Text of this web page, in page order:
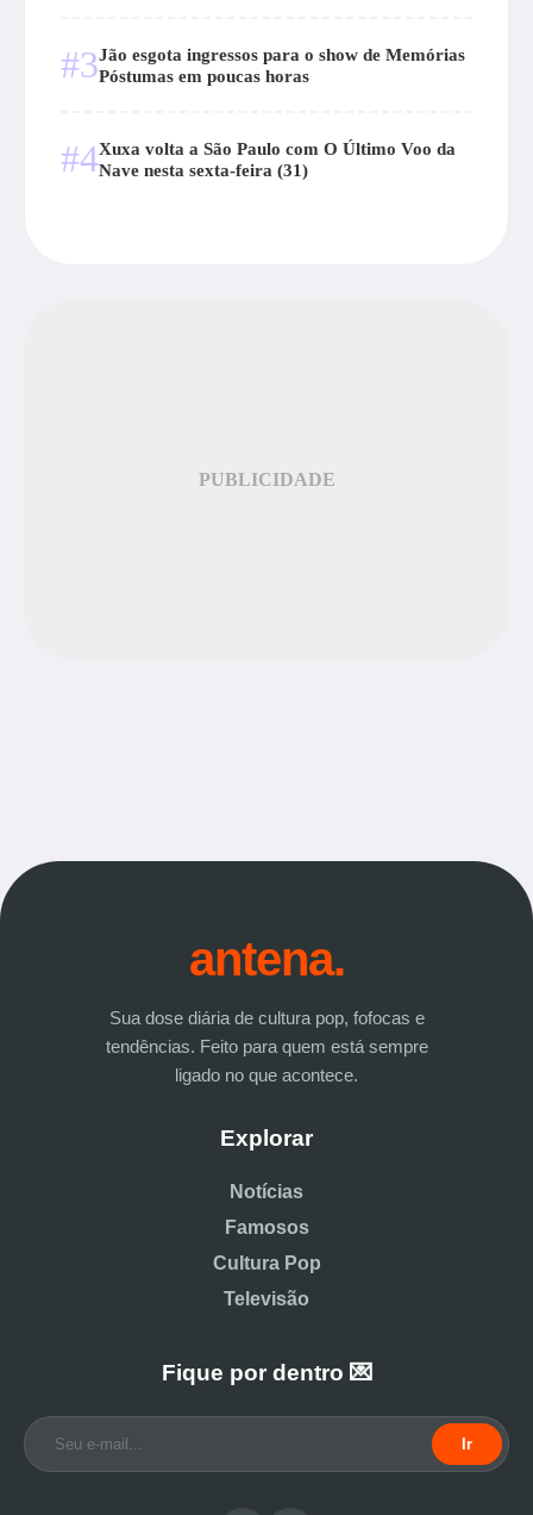
#3Jão esgota ingressos para o show de Memórias
Póstumas em poucas horas
#4Xuxa volta a São Paulo com O Último Voo da
Nave nesta sexta-feira (31)
PUBLICIDADE
antena.
Sua dose diária de cultura pop, fofocas e
tendências. Feito para quem está sempre
ligado no que acontece.
Explorar
Notícias
Famosos
Cultura Pop
Televisão
Fique por dentro 💌
Ir